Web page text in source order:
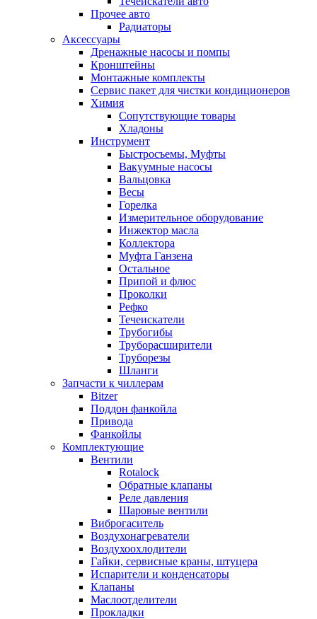
Прочее авто
Радиаторы
Аксессуары
Дренажные насосы и помпы
Кронштейны
Монтажные комплекты
Сервис пакет для чистки кондиционеров
Химия
Сопутствующие товары
Хладоны
Инструмент
Быстросъемы, Муфты
Вакуумные насосы
Вальцовка
Весы
Горелка
Измерительное оборудование
Инжектор масла
Коллектора
Муфта Ганзена
Остальное
Припой и флюс
Проколки
Рефко
Течеискатели
Трубогибы
Труборасширители
Труборезы
Шланги
Запчасти к чиллерам
Bitzer
Поддон фанкойла
Привода
Фанкойлы
Комплектующие
Вентили
Rotalock
Обратные клапаны
Реле давления
Шаровые вентили
Виброгаситель
Воздухонагреватели
Воздухоохлодители
Гайки, сервисные краны, штуцера
Испарители и конденсаторы
Клапаны
Маслоотделители
Прокладки